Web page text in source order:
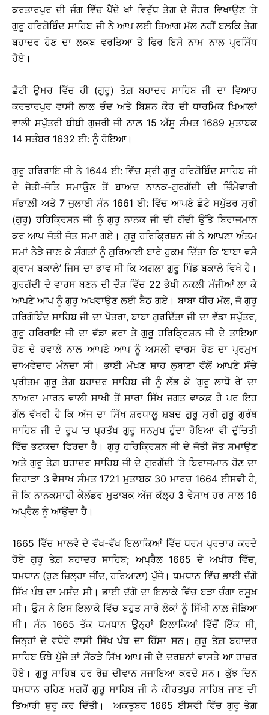
ਕਰਤਾਰਪੁਰ ਦੀ ਜੰਗ ਵਿੱਚ ਪੈਂਦੇ ਖਾਂ ਵਿਰੁੱਧ ਤੇਗ਼ ਦੇ ਜੌਹਰ ਵਿਖਾਉਣ ’ਤੇ
ਗੁਰੂ ਹਰਿਗੋਬਿੰਦ ਸਾਹਿਬ ਜੀ ਨੇ ਆਪ ਲਈ ਤਿਆਗ ਮੱਲ ਨਹੀਂ ਬਲਕਿ ਤੇਗ਼
ਬਹਾਦਰ ਹੋਣ ਦਾ ਲਕਬ ਵਰਤਿਆ ਤੇ ਫਿਰ ਇਸੇ ਨਾਮ ਨਾਲ ਪ੍ਰਸਿੱਧ
ਹੋਏ।
ਛੋਟੀ ਉਮਰ ਵਿੱਚ ਹੀ (ਗੁਰੂ) ਤੇਗ਼ ਬਹਾਦਰ ਸਾਹਿਬ ਜੀ ਦਾ ਵਿਆਹ
ਕਰਤਾਰਪੁਰ ਵਾਸੀ ਲਾਲ ਚੰਦ ਅਤੇ ਬਿਸ਼ਨ ਕੌਰ ਦੀ ਧਾਰਮਿਕ ਖ਼ਿਆਲਾਂ
ਵਾਲੀ ਸਪੁੱਤਰੀ ਬੀਬੀ ਗੁਜਰੀ ਜੀ ਨਾਲ 15 ਅੱਸੂ ਸੰਮਤ 1689 ਮੁਤਾਬਕ
14 ਸਤੰਬਰ 1632 ਈ: ਨੂੰ ਹੋਇਆ।
ਗੁਰੂ ਹਰਿਰਾਇ ਜੀ ਨੇ 1644 ਈ: ਵਿੱਚ ਸ੍ਰੀ ਗੁਰੂ ਹਰਿਗੋਬਿੰਦ ਸਾਹਿਬ ਜੀ
ਦੇ ਜੋਤੀ-ਜੋਤਿ ਸਮਾਉਣ ਤੋਂ ਬਾਅਦ ਨਾਨਕ-ਗੁਰਗੱਦੀ ਦੀ ਜ਼ਿੰਮੇਵਾਰੀ
ਸੰਭਾਲ਼ੀ ਅਤੇ 7 ਜੁਲਾਈ ਸੰਨ 1661 ਈ: ਵਿੱਚ ਆਪਣੇ ਛੋਟੇ ਸਪੁੱਤਰ ਸ੍ਰੀ
(ਗੁਰੂ) ਹਰਿਕ੍ਰਿਸਨ ਜੀ ਨੂੰ ਗੁਰੂ ਨਾਨਕ ਜੀ ਦੀ ਗੱਦੀ ਉੱਤੇ ਬਿਰਾਜਮਾਨ
ਕਰ ਆਪ ਜੋਤੀ ਜੋਤ ਸਮਾ ਗਏ। ਗੁਰੂ ਹਰਿਕ੍ਰਿਸ਼ਨ ਜੀ ਨੇ ਆਪਣਾ ਅੰਤਮ
ਸਮਾਂ ਨੇੜੇ ਜਾਣ ਕੇ ਸੰਗਤਾਂ ਨੂੰ ਗੁਰਿਆਈ ਬਾਰੇ ਹੁਕਮ ਦਿੱਤਾ ਕਿ ‘ਬਾਬਾ ਵਸੈ
ਗ੍ਰਾਮ ਬਕਾਲੇ’ ਜਿਸ ਦਾ ਭਾਵ ਸੀ ਕਿ ਅਗਲਾ ਗੁਰੂ ਪਿੰਡ ਬਕਾਲੇ ਵਿਖੇ ਹੈ।
ਗੁਰਗੱਦੀ ਦੇ ਵਾਰਸ ਬਣਨ ਦੀ ਦੌੜ ਵਿੱਚ 22 ਭੇਖੀ ਨਕਲੀ ਮੰਜੀਆਂ ਲਾ ਕੇ
ਆਪਣੇ ਆਪ ਨੂੰ ਗੁਰੂ ਅਖਵਾਉਣ ਲਈ ਬੈਠ ਗਏ। ਬਾਬਾ ਧੀਰ ਮੱਲ, ਜੋ ਗੁਰੂ
ਹਰਿਗੋਬਿੰਦ ਸਾਹਿਬ ਜੀ ਦਾ ਪੋਤਰਾ, ਬਾਬਾ ਗੁਰਦਿੱਤਾ ਜੀ ਦਾ ਵੱਡਾ ਸਪੁੱਤਰ,
ਗੁਰੂ ਹਰਿਰਾਇ ਜੀ ਦਾ ਵੱਡਾ ਭਰਾ ਤੇ ਗੁਰੂ ਹਰਿਕ੍ਰਿਸ਼ਨ ਜੀ ਦੇ ਤਾਇਆ
ਹੋਣ ਦੇ ਹਵਾਲੇ ਨਾਲ ਆਪਣੇ ਆਪ ਨੂੰ ਅਸਲੀ ਵਾਰਸ ਹੋਣ ਦਾ ਪ੍ਰਮੁਖ
ਦਾਅਵੇਦਾਰ ਮੰਨਦਾ ਸੀ। ਭਾਈ ਮੱਖਣ ਸ਼ਾਹ ਲੁਬਾਣਾ ਵੱਲੋਂ ਆਪਣੇ ਸੱਚੇ
ਪ੍ਰੀਤਮ ਗੁਰੂ ਤੇਗ਼ ਬਹਾਦਰ ਸਾਹਿਬ ਜੀ ਨੂੰ ਲੱਭ ਕੇ ‘ਗੁਰੂ ਲਾਧੋ ਰੇ’ ਦਾ
ਨਾਅਰਾ ਮਾਰਨ ਵਾਲੀ ਸਾਖੀ ਤੋਂ ਸਾਰਾ ਸਿੱਖ ਜਗਤ ਵਾਕਫ਼ ਹੈ ਪਰ ਇਹ
ਗੱਲ ਵੱਖਰੀ ਹੈ ਕਿ ਅੱਜ ਦਾ ਸਿੱਖ ਸ਼ਰਧਾਲੂ ਸ਼ਬਦ ਗੁਰੂ ਸ੍ਰੀ ਗੁਰੂ ਗ੍ਰੰਥ
ਸਾਹਿਬ ਜੀ ਦੇ ਰੂਪ ’ਚ ਪ੍ਰਤੱਖ ਗੁਰੂ ਸਨਮੁਖ ਹੁੰਦਾ ਹੋਇਆ ਵੀ ਦੁੱਚਿਤੀ
ਵਿੱਚ ਭਟਕਦਾ ਫਿਰਦਾ ਹੈ। ਗੁਰੂ ਹਰਿਕ੍ਰਿਸ਼ਨ ਜੀ ਦੇ ਜੋਤੀ ਜੋਤ ਸਮਾਉਣ
ਅਤੇ ਗੁਰੂ ਤੇਗ਼ ਬਹਾਦਰ ਸਾਹਿਬ ਜੀ ਦੇ ਗੁਰਗੱਦੀ ’ਤੇ ਬਿਰਾਜਮਾਨ ਹੋਣ ਦਾ
ਦਿਹਾੜਾ 3 ਵੈਸਾਖ ਸੰਮਤ 1721 ਮੁਤਾਬਕ 30 ਮਾਰਚ 1664 ਈਸਵੀ ਹੈ,
ਜੋ ਕਿ ਨਾਨਕਸਾਹੀ ਕੈਲੰਡਰ ਮੁਤਾਬਕ ਅੱਜ ਕੱਲ੍ਹ 3 ਵੈਸਾਖ ਹਰ ਸਾਲ 16
ਅਪ੍ਰੈਲ ਨੂੰ ਆਉਂਦਾ ਹੈ।
1665 ਵਿੱਚ ਮਾਲਵੇ ਦੇ ਵੱਖ-ਵੱਖ ਇਲਾਕਿਆਂ ਵਿੱਚ ਧਰਮ ਪ੍ਰਚਾਰ ਕਰਦੇ
ਹੋਏ ਗੁਰੂ ਤੇਗ਼ ਬਹਾਦਰ ਸਾਹਿਬ; ਅਪ੍ਰੈਲ 1665 ਦੇ ਅਖੀਰ ਵਿੱਚ,
ਧਮਧਾਨ (ਹੁਣ ਜ਼ਿਲ੍ਹਾ ਜੀਂਦ, ਹਰਿਆਣਾ) ਪੁੱਜੇ। ਧਮਧਾਨ ਵਿੱਚ ਭਾਈ ਦੱਗੋ
ਸਿੱਖ ਪੰਥ ਦਾ ਮਸੰਦ ਸੀ। ਭਾਈ ਦੱਗੋ ਦਾ ਇਲਾਕੇ ਵਿੱਚ ਬੜਾ ਚੰਗਾ ਰਸੂਖ਼
ਸੀ। ਉਸ ਨੇ ਇਸ ਇਲਾਕੇ ਵਿੱਚ ਬਹੁਤ ਸਾਰੇ ਲੋਕਾਂ ਨੂੰ ਸਿੱਖੀ ਨਾਲ਼ ਜੋੜਿਆ
ਸੀ। ਸੰਨ 1665 ਤੱਕ ਧਮਧਾਨ ਉਨ੍ਹਾਂ ਇਲਾਕਿਆਂ ਵਿੱਚੋਂ ਇੱਕ ਸੀ,
ਜਿਨ੍ਹਾਂ ਦੇ ਵਧੇਰੇ ਵਾਸੀ ਸਿੱਖ ਪੰਥ ਦਾ ਹਿੱਸਾ ਸਨ। ਗੁਰੂ ਤੇਗ਼ ਬਹਾਦਰ
ਸਾਹਿਬ ਓਥੇ ਪੁੱਜੇ ਤਾਂ ਸੈਂਕੜੇ ਸਿੱਖ ਆਪ ਜੀ ਦੇ ਦਰਸ਼ਨਾਂ ਵਾਸਤੇ ਆ ਹਾਜ਼ਰ
ਹੋਏ। ਗੁਰੂ ਸਾਹਿਬ ਹਰ ਰੋਜ਼ ਦੀਵਾਨ ਸਜਾਇਆ ਕਰਦੇ ਸਨ। ਕੁੱਝ ਦਿਨ
ਧਮਧਾਨ ਰਹਿਣ ਮਗਰੋਂ ਗੁਰੂ ਸਾਹਿਬ ਜੀ ਨੇ ਕੀਰਤਪੁਰ ਸਾਹਿਬ ਜਾਣ ਦੀ
ਤਿਆਰੀ ਸ਼ੁਰੂ ਕਰ ਦਿੱਤੀ। ਅਕਤੂਬਰ 1665 ਈਸਵੀ ਵਿੱਚ ਗੁਰੂ ਤੇਗ਼